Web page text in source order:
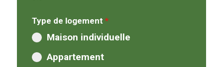
Type de logement *
Maison individuelle
Appartement